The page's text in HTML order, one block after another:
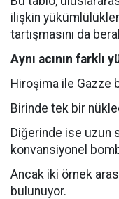
ilişkin
tartışmasını da
Aynı acının farklı
Hiroşima ile Gazze
Birinde tek bir
Diğerinde ise uzun
konvansiyonel
Ancak iki örnek
bulunuyor.